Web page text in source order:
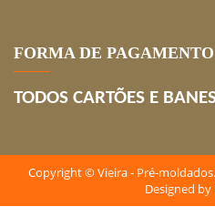
FORMA DE PAGAMENTO
TODOS CARTÕES E
Copyright © Vieira - Pré-
Designed by